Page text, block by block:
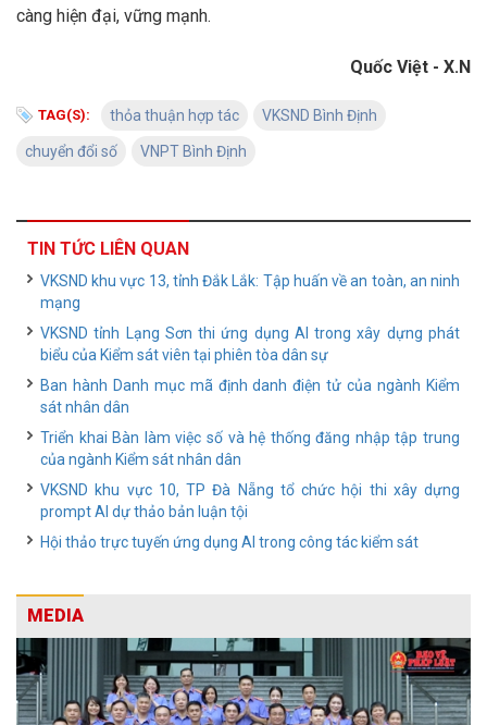
càng hiện đại, vững mạnh.
Quốc Việt - X.N
TAG(S): thỏa thuận hợp tác VKSND Bình Định
chuyển đổi số VNPT Bình Định
TIN TỨC LIÊN QUAN
VKSND khu vực 13, tỉnh Đắk Lắk: Tập huấn về an toàn, an ninh
mạng
VKSND tỉnh Lạng Sơn thi ứng dụng AI trong xây dựng phát
biểu của Kiểm sát viên tại phiên tòa dân sự
Ban hành Danh mục mã định danh điện tử của ngành Kiểm
sát nhân dân
Triển khai Bàn làm việc số và hệ thống đăng nhập tập trung
của ngành Kiểm sát nhân dân
VKSND khu vực 10, TP Đà Nẵng tổ chức hội thi xây dựng
prompt AI dự thảo bản luận tội
Hội thảo trực tuyến ứng dụng AI trong công tác kiểm sát
MEDIA